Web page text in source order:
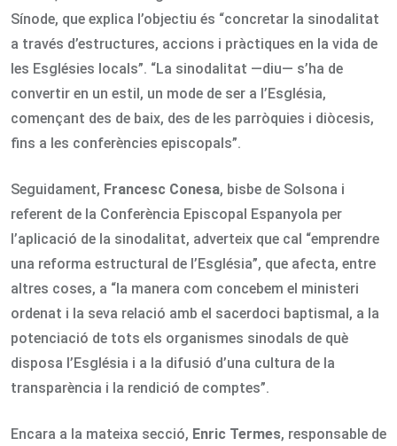
Sínode, que explica l’objectiu és “concretar la sinodalitat
a través d’estructures, accions i pràctiques en la vida de
les Esglésies locals”. “La sinodalitat —diu— s’ha de
convertir en un estil, un mode de ser a l’Església,
començant des de baix, des de les parròquies i diòcesis,
fins a les conferències episcopals”.
Seguidament, Francesc Conesa, bisbe de Solsona i
referent de la Conferència Episcopal Espanyola per
l’aplicació de la sinodalitat, adverteix que cal “emprendre
una reforma estructural de l’Església”, que afecta, entre
altres coses, a “la manera com concebem el ministeri
ordenat i la seva relació amb el sacerdoci baptismal, a la
potenciació de tots els organismes sinodals de què
disposa l’Església i a la difusió d’una cultura de la
transparència i la rendició de comptes”.
Encara a la mateixa secció, Enric Termes, responsable de